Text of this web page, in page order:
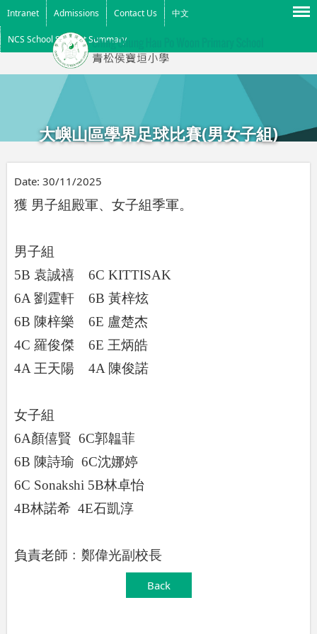
Intranet Admissions Contact Us 中文
NCS School Support Summary
大嶼山區學界足球比賽(男女子組)
Menu
Date: 30/11/2025
獲 男子組殿軍、女子組季軍。
男子組
5B 袁誠禧
6C KITTISAK
6A 劉霆軒 6B 黃梓炫
6B 陳梓樂 6E 盧楚杰
4C 羅俊傑 6E 王炳皓
4A 王天陽 4A 陳俊諾
女子組
6A顏僖賢 6C郭韞菲
6B 陳詩瑜 6C沈娜婷
6C Sonakshi 5B林卓怡
4B林諾希 4E石凱淳
負責老師﹕鄭偉光副校長
Back